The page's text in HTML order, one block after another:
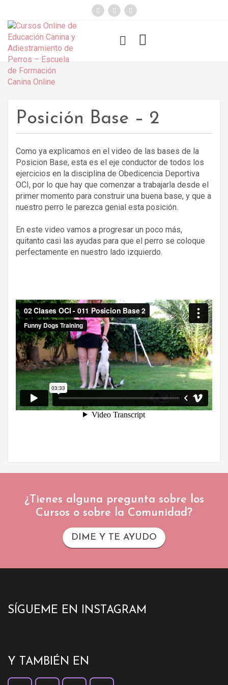
Funny Dogs
Posición Base – 2
Como ya explicamos en el video de las bases de la
Posicion Base, esta es el eje conductor de todos los
ejercicios en la disciplina de Obedicencia Deportiva
OCI, por lo que hay que comenzar a trabajarla desde el
primer momento para construir una buena base, y que a
nuestro perro le parezca genial esta posición.
En este video vamos a progresar un poco más,
quitanto casi las ayudas para que el perro se coloque
perfectamente en nuestro lado izquierdo.
¿Tienes alguna pregunta sobre los
Cursos o sobre la Comunidad?
DIME Y TE AYUDO
SÍGUEME EN INSTAGRAM
Y TAMBIÉN EN